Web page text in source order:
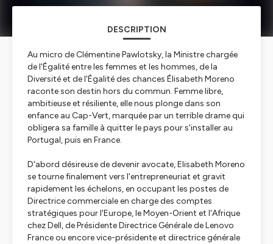
DESCRIPTION
Au micro de Clémentine Pawlotsky, la Ministre chargée
de l'Égalité entre les femmes et les hommes, de la
Diversité et de l'Égalité des chances Élisabeth Moreno
raconte son destin hors du commun. Femme libre,
ambitieuse et résiliente, elle nous plonge dans son
enfance au Cap-Vert, marquée par un terrible drame qui
obligera sa famille à quitter le pays pour s'installer au
Portugal, puis en France.
D'abord désireuse de devenir avocate, Elisabeth Moreno
se tourne finalement vers l'entrepreneuriat et gravit
rapidement les échelons, en occupant les postes de
Directrice commerciale en charge des comptes
stratégiques pour l'Europe, le Moyen-Orient et l'Afrique
chez Dell, de Présidente Directrice Générale de Lenovo
France ou encore vice-présidente et directrice générale